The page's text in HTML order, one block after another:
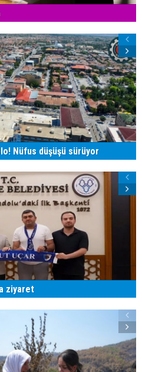
Nüfus düşüşü sürüyor
ziyaret